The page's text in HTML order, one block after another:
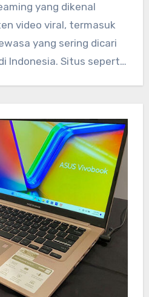
yang dikenal
video viral, termasuk
yang sering dicari
Indonesia. Situs seperti